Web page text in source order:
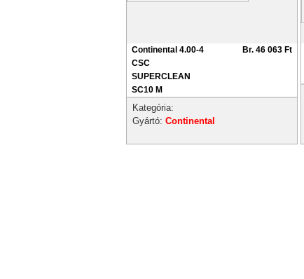
Continental 4.00-4
CSC
SUPERCLEAN
SC10 M
Br. 46 063 Ft
Kategória:
Gyártó: Continental